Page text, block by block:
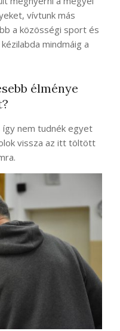
vívtunk más
a közösségi sport és
mindmáig a
élménye
így nem tudnék egyet
vissza az itt töltött